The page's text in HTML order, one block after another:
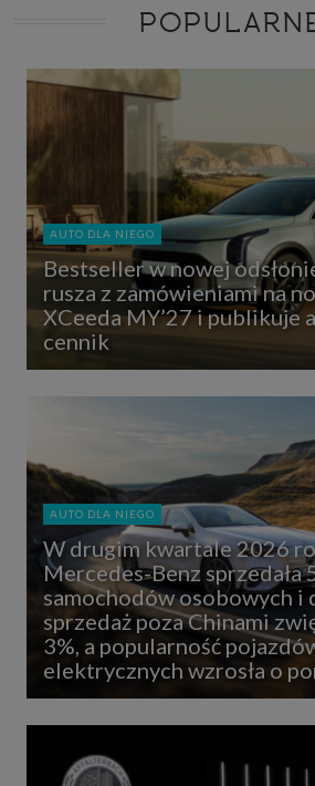
AUTO DLA NIEGO
Bestseller w nowej
rusza z zamówieniami na
XCeeda MY’27 i publikuje
cennik
AUTO DLA NIEGO
W drugim kwartale 2026
Mercedes-Benz sprzedała
samochodów osobowych i
sprzedaż poza Chinami
3%, a popularność
elektrycznych wzrosła o